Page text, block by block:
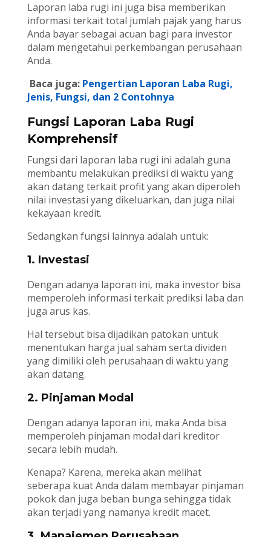
Laporan laba rugi ini juga bisa memberikan
informasi terkait total jumlah pajak yang harus
Anda bayar sebagai acuan bagi para investor
dalam mengetahui perkembangan perusahaan
Anda.
Baca juga: Pengertian Laporan Laba Rugi,
Jenis, Fungsi, dan 2 Contohnya
Fungsi Laporan Laba Rugi
Komprehensif
Fungsi dari laporan laba rugi ini adalah guna
membantu melakukan prediksi di waktu yang
akan datang terkait profit yang akan diperoleh
nilai investasi yang dikeluarkan, dan juga nilai
kekayaan kredit.
Sedangkan fungsi lainnya adalah untuk:
1. Investasi
Dengan adanya laporan ini, maka investor bisa
memperoleh informasi terkait prediksi laba dan
juga arus kas.
Hal tersebut bisa dijadikan patokan untuk
menentukan harga jual saham serta dividen
yang dimiliki oleh perusahaan di waktu yang
akan datang.
2. Pinjaman Modal
Dengan adanya laporan ini, maka Anda bisa
memperoleh pinjaman modal dari kreditor
secara lebih mudah.
Kenapa? Karena, mereka akan melihat
seberapa kuat Anda dalam membayar pinjaman
pokok dan juga beban bunga sehingga tidak
akan terjadi yang namanya kredit macet.